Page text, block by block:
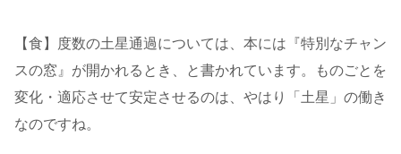
【食】度数の土星通過については、本には『特別なチャン
スの窓』が開かれるとき、と書かれています。ものごとを
変化・適応させて安定させるのは、やはり「土星」の働き
なのですね。